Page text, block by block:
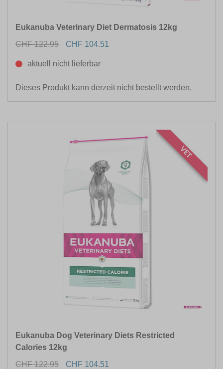
Eukanuba Veterinary Diet Dermatosis 12kg
CHF 122.95
CHF 104.51
aktuell nicht lieferbar
Dieses Produkt kann derzeit nicht bestellt werden.
VET
Eukanuba Dog Veterinary Diets Restricted
Calories 12kg
CHF 122.95
CHF 104.51